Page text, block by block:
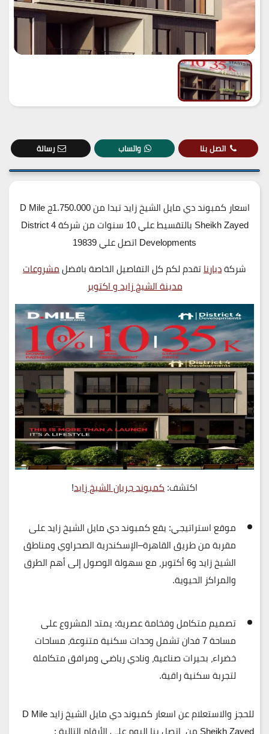
اتصل بنا واتساب رسالة
اسعار كمبوند دي مايل الشيخ زايد تبدا من 1.750.000ج D Mile
Sheikh Zayed بالتقسيط علي 10 سنوات من شركة District 4
Developments اتصل علي 19839
شركةديارناتقدم لكم كل التفاصيل الخاصة بافضلمشروعات
مدينة الشيخ زايد و اكتوبر
اكتشف:كمبوند جريان الشيخ زايد!
موقع استراتيجي:يقع كمبوند دي مايل الشيخ زايد على
مقربة من طريق القاهرة–الإسكندرية الصحراوي ومناطق
الشيخ زايد و6 أكتوبر، مع سهولة الوصول إلى أهم الطرق
والمراكز الحيوية.
تصميم متكامل وفخامة عصرية:يمتد المشروع على
مساحة 7 فدان تشمل وحدات سكنية متنوعة، مساحات
خضراء، بحيرات صناعية، ونادي رياضي ومرافق متكاملة
لتجربة سكنية راقية.
للحجز والاستعلام عن اسعار كمبوند دي مايل الشيخ زايد D Mile